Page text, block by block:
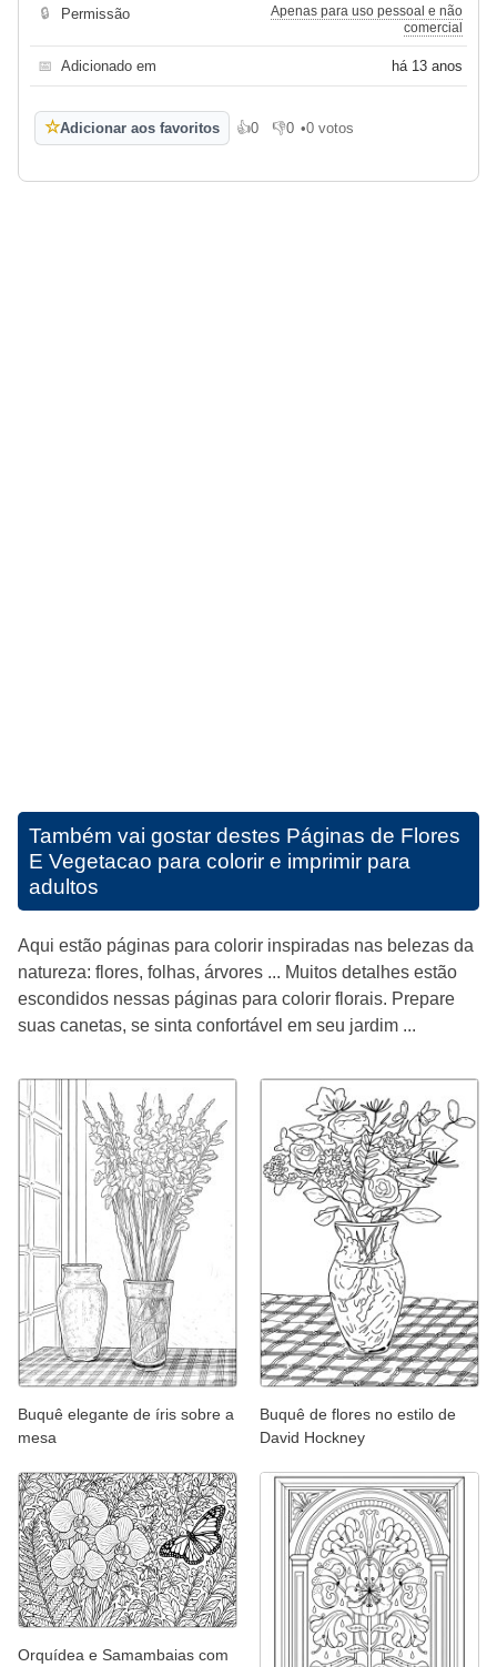
🔒 Permissão
Apenas para uso pessoal e não
comercial
📅 Adicionado em há 13 anos
☆Adicionar aos favoritos 👍0
Gosto👎0
Não gosto
•0 votos
Também vai gostar destes Páginas de Flores
E Vegetacao para colorir e imprimir para
adultos
Aqui estão páginas para colorir inspiradas nas belezas da
natureza: flores, folhas, árvores ... Muitos detalhes estão
escondidos nessas páginas para colorir florais. Prepare
suas canetas, se sinta confortável em seu jardim ...
Buquê elegante de íris sobre a
mesa
Buquê de flores no estilo de
David Hockney
Orquídea e Samambaias com